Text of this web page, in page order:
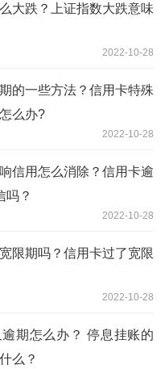
大跌？上证指数大跌意味
2022-10-28
的一些方法？信用卡特殊
么办?
2022-10-28
信用怎么消除？信用卡逾
吗？
2022-10-28
限期吗？信用卡过了宽限
2022-10-28
期怎么办？ 停息挂账的
么？